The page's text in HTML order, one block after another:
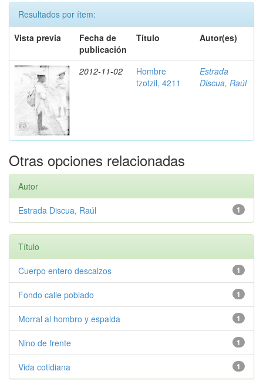
Resultados por ítem:
Vista previa
Fecha de
publicación
Título Autor(es)
2012-11-02
Hombre
tzotzil, 4211
Estrada
Discua, Raúl
Otras opciones relacionadas
Autor
1
Estrada Discua, Raúl
Título
1
Cuerpo entero descalzos
1
Fondo calle poblado
1
Morral al hombro y espalda
1
Nino de frente
1
Vida cotidiana